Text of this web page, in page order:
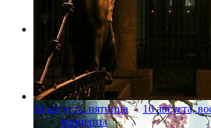
Фото: предоставлено организаторами
14 августа, пятница- 16 августа,
концерты